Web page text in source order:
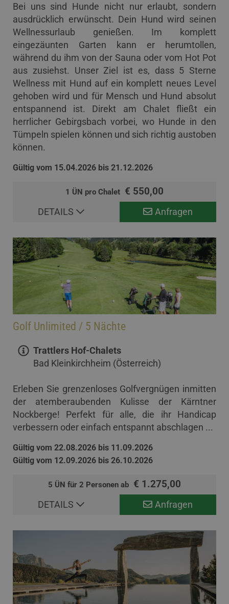
Bei uns sind Hunde nicht nur erlaubt, sondern
ausdrücklich erwünscht. Dein Hund wird seinen
Wellnessurlaub genießen. Im komplett
eingezäunten Garten kann er herumtollen,
während du ihm von der Sauna oder vom Hot Pot
aus zusiehst. Unser Ziel ist es, dass 5 Sterne
Wellness mit Hund auf ein komplett neues Level
gehoben wird und für Mensch und Hund absolut
entspannend ist. Direkt am Chalet fließt ein
herrlicher Gebirgsbach vorbei, wo Hunde in den
Tümpeln spielen können und sich richtig austoben
können.
Gültig vom 15.04.2026 bis 21.12.2026
1 ÜN pro Chalet € 550,00
Anfragen
DETAILS
Golf Unlimited / 5 Nächte
Trattlers Hof-Chalets
Bad Kleinkirchheim (Österreich)
Erleben Sie grenzenloses Golfvergnügen inmitten
der atemberaubenden Kulisse der Kärntner
Nockberge! Perfekt für alle, die ihr Handicap
verbessern oder einfach entspannt abschlagen ...
Gültig vom 22.08.2026 bis 11.09.2026
Gültig vom 12.09.2026 bis 26.10.2026
5 ÜN für 2 Personen ab € 1.275,00
Anfragen
DETAILS